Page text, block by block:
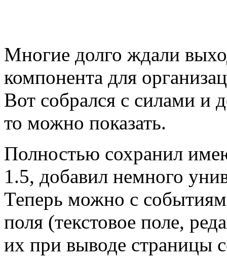
Многие долго ждали
компонента для
Вот собрался с силами и
то можно показать.
Полностью сохранил
1.5, добавил немного
Теперь можно с
поля (текстовое поле,
их при выводе страницы